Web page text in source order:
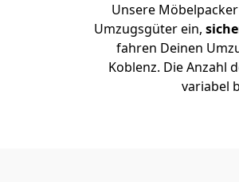
Unsere
Umzugsgüter ein,
fahren Deinen
Koblenz. Die Anzahl
variabel